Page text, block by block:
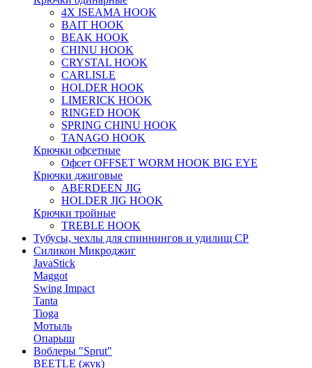
4X ISEAMA HOOK
BAIT HOOK
BEAK HOOK
CHINU HOOK
CRYSTAL HOOK
CARLISLE
HOLDER HOOK
LIMERICK HOOK
RINGED HOOK
SPRING CHINU HOOK
TANAGO HOOK
Крючки офсетные
Офсет OFFSET WORM HOOK BIG EYE
Крючки джиговые
ABERDEEN JIG
HOLDER JIG HOOK
Крючки тройные
TREBLE HOOK
Тубусы, чехлы для спиннингов и удилищ СР
Силикон Микроджиг
JavaStick
Maggot
Swing Impact
Tanta
Tioga
Мотыль
Опарыш
Воблеры "Sprut"
BEETLE (жук)